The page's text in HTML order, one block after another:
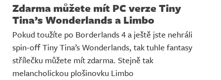
Zdarma můžete mít PC verze Tiny
Tina’s Wonderlands a Limbo
Pokud toužíte po Borderlands 4 a ještě jste nehráli
spin-off Tiny Tina’s Wonderlands, tak tuhle fantasy
střílečku můžete mít zdarma. Stejně tak
melancholickou plošinovku Limbo